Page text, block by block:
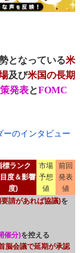
となっている米
及び米国の長期
発表とFOMC
ーのインタビュー
標ランク
度＆影響
度)
市場
予想
値
前回
発表
値
請があれば協議)を
催分)を控える
脳会議で延期が承認